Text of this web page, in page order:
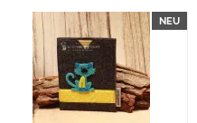
NEU